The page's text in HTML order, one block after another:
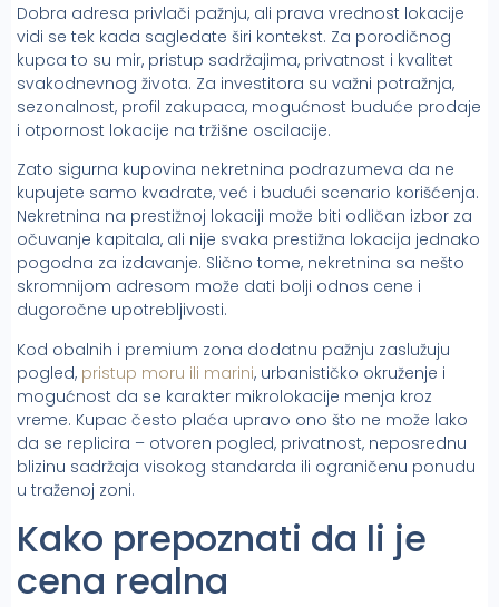
Dobra adresa privlači pažnju, ali prava vrednost lokacije
vidi se tek kada sagledate širi kontekst. Za porodičnog
kupca to su mir, pristup sadržajima, privatnost i kvalitet
svakodnevnog života. Za investitora su važni potražnja,
sezonalnost, profil zakupaca, mogućnost buduće prodaje
i otpornost lokacije na tržišne oscilacije.
Zato sigurna kupovina nekretnina podrazumeva da ne
kupujete samo kvadrate, već i budući scenario korišćenja.
Nekretnina na prestižnoj lokaciji može biti odličan izbor za
očuvanje kapitala, ali nije svaka prestižna lokacija jednako
pogodna za izdavanje. Slično tome, nekretnina sa nešto
skromnijom adresom može dati bolji odnos cene i
dugoročne upotrebljivosti.
Kod obalnih i premium zona dodatnu pažnju zaslužuju
pogled, pristup moru ili marini, urbanističko okruženje i
mogućnost da se karakter mikrolokacije menja kroz
vreme. Kupac često plaća upravo ono što ne može lako
da se replicira – otvoren pogled, privatnost, neposrednu
blizinu sadržaja visokog standarda ili ograničenu ponudu
u traženoj zoni.
Kako prepoznati da li je
cena realna